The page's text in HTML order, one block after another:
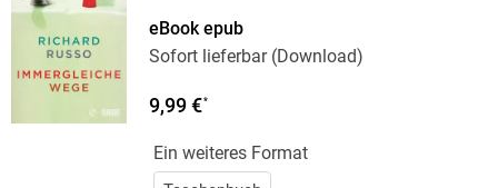
eBook epub
Sofort lieferbar (Download)
9,99 €*
Ein weiteres Format